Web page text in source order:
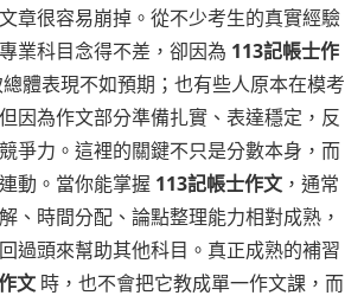
章很容易崩掉。從不少考生的真實經驗
業科目念得不差，卻因為 113記帳士作
體表現不如預期；也有些人原本在模考
因為作文部分準備扎實、表達穩定，反
爭力。這裡的關鍵不只是分數本身，而
動。當你能掌握 113記帳士作文 ，通常
、時間分配、論點整理能力相對成熟，
過頭來幫助其他科目。真正成熟的補習
文 時，也不會把它教成單一作文課，而